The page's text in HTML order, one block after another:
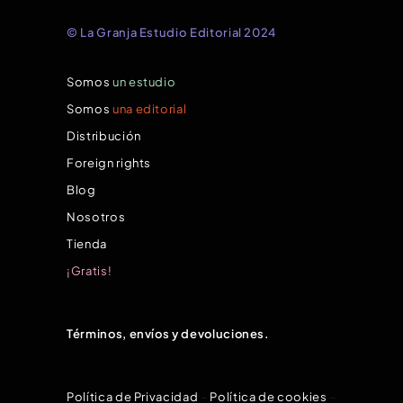
© La Granja Estudio Editorial 2024
Somos un estudio
Somos una editorial
Distribución
Foreign rights
Blog
Nosotros
Tienda
¡Gratis!
Términos, envíos y devoluciones.
Política de Privacidad Política de cookies